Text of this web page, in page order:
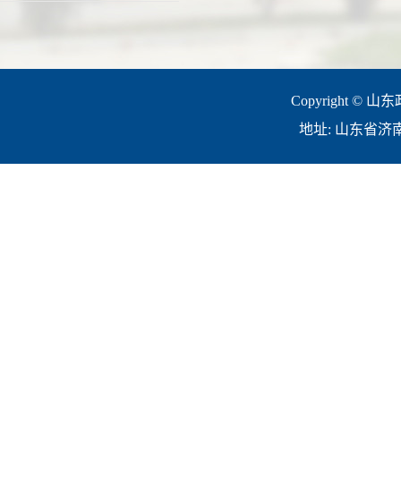
Copyright © 山
地址: 山东省济